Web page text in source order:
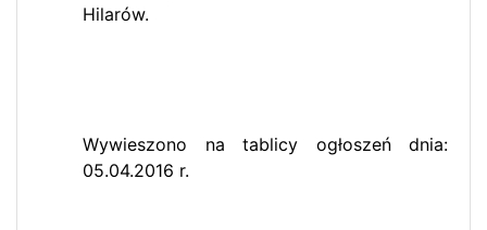
Hilarów.
Wywieszono na tablicy ogłoszeń dnia:
05.04.2016 r.